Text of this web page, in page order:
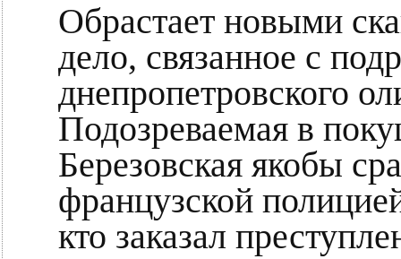
Обрастает новыми
дело, связанное с
днепропетровского
Подозреваемая в
Березовская якобы
французской
кто заказал